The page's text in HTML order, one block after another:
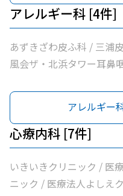
アレルギー科 [4件]
あずきざわ皮ふ科 / 三浦
風会ザ・北浜タワー耳鼻
アレルギー
心療内科 [7件]
いきいきクリニック / 医
ニック / 医療法人よしえ